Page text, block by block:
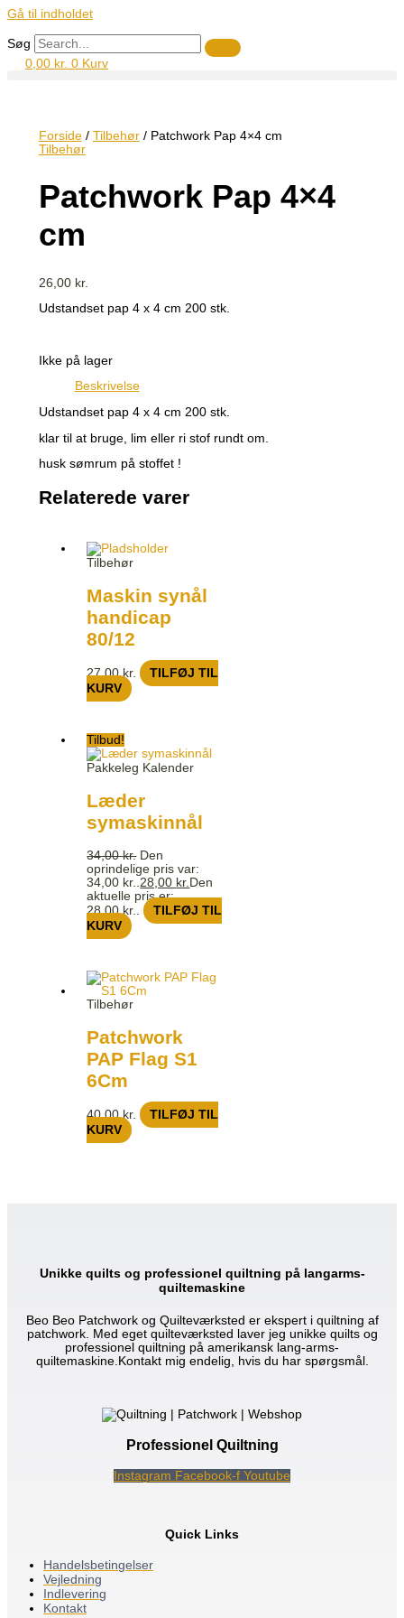
Gå til indholdet
Søg
0,00 kr. 0 Kurv
Forside/ Tilbehør/ Patchwork Pap 4×4 cm
Tilbehør
Patchwork Pap 4×4
cm
26,00 kr.
Udstandset pap 4 x 4 cm 200 stk.
Ikke på lager
Beskrivelse
Udstandset pap 4 x 4 cm 200 stk.
klar til at bruge, lim eller ri stof rundt om.
husk sømrum på stoffet !
Relaterede varer
Tilbehør
Maskin synål
handicap
80/12
27,00kr.
TILFØJ TIL
KURV
Tilbud!
Pakkeleg Kalender
Læder
symaskinnål
34,00kr. Den
oprindelige pris var:
34,00 kr..28,00 kr. Den
aktuelle pris er:
28,00 kr..
TILFØJ TIL
KURV
Tilbehør
Patchwork
PAP Flag S1
6Cm
40,00kr.
TILFØJ TIL
KURV
Unikke quilts og professionel quiltning på langarms-
quiltemaskine
Beo Beo Patchwork og Quilteværksted er ekspert i quiltning af
patchwork. Med eget quilteværksted laver jeg unikke quilts og
professionel quiltning på amerikansk lang-arms-
quiltemaskine.Kontakt mig endelig, hvis du har spørgsmål.
Professionel Quiltning
Instagram Facebook-f Youtube
Quick Links
Handelsbetingelser
Vejledning
Indlevering
Kontakt